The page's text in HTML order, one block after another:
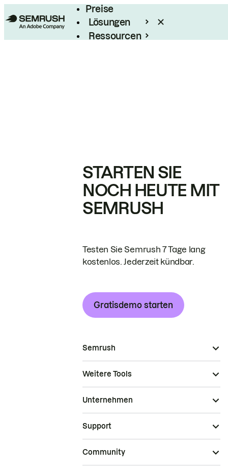
Preise
Lösungen
Ressourcen
STARTEN SIE
NOCH HEUTE MIT
SEMRUSH
Testen Sie Semrush 7 Tage lang
kostenlos. Jederzeit kündbar.
Gratisdemo starten
Semrush
Weitere Tools
Unternehmen
Support
Community